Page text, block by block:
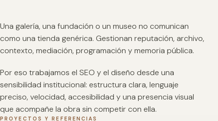
Una galería, una fundación o un museo no comunican
como una tienda genérica. Gestionan reputación, archivo,
contexto, mediación, programación y memoria pública.
Por eso trabajamos el SEO y el diseño desde una
sensibilidad institucional: estructura clara, lenguaje
preciso, velocidad, accesibilidad y una presencia visual
que acompañe la obra sin competir con ella.
PROYECTOS Y REFERENCIAS